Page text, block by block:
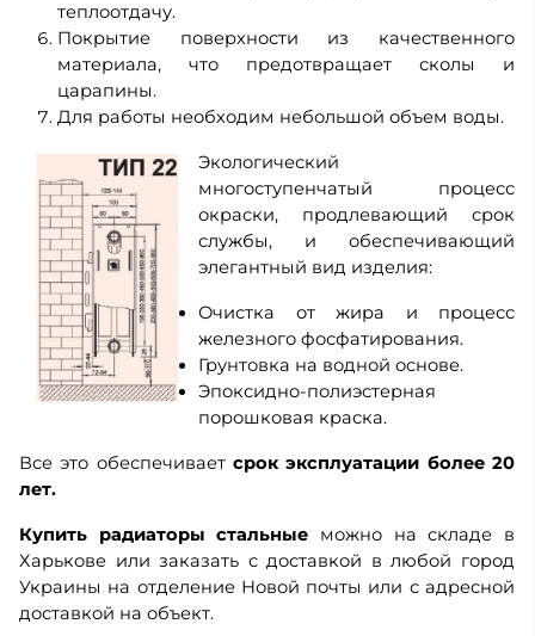
теплоотдачу.
Покрытие поверхности из качественного
материала, что предотвращает сколы и
царапины.
Для работы необходим небольшой объем воды.
Экологический
многоступенчатый процесс
окраски, продлевающий срок
службы, и обеспечивающий
элегантный вид изделия:
Очистка от жира и процесс
железного фосфатирования.
Грунтовка на водной основе.
Эпоксидно-полиэстерная
порошковая краска.
Все это обеспечивает срок эксплуатации более 20
лет.
Купить радиаторы стальные можно на складе в
Харькове или заказать с доставкой в любой город
Украины на отделение Новой почты или с адресной
доставкой на объект.